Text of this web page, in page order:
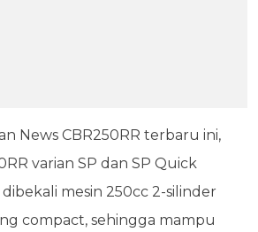
News CBR250RR terbaru ini,
varian SP dan SP Quick
mesin 250cc 2-silinder
compact, sehingga mampu